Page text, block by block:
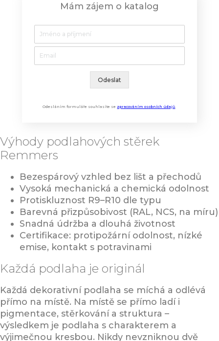
Mám zájem o katalog
Odeslat
Odesláním formuláře souhlasíte se zpracováním osobních údajů.
Výhody podlahových stěrek
Remmers
Bezespárový vzhled bez lišt a přechodů
Vysoká mechanická a chemická odolnost
Protiskluznost R9–R10 dle typu
Barevná přizpůsobivost (RAL, NCS, na míru)
Snadná údržba a dlouhá životnost
Certifikace: protipožární odolnost, nízké
emise, kontakt s potravinami
Každá podlaha je originál
Každá dekorativní podlaha se míchá a odlévá
přímo na místě. Na místě se přímo ladí i
pigmentace, stěrkování a struktura –
výsledkem je podlaha s charakterem a
výjimečnou kresbou. Nikdy nevzniknou dvě